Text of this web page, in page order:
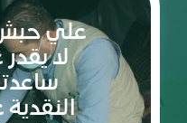
سبتمبر 10, 2023